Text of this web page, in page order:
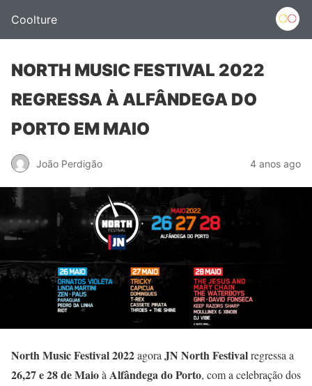
Coolture
NORTH MUSIC FESTIVAL 2022
REGRESSA À ALFÂNDEGA DO
PORTO EM MAIO
João Perdigão 4 anos ago
North Music Festival 2022agora JN North Festivalregressa a
26,27 e 28 de Maioà Alfândega do Porto, com a celebração dos